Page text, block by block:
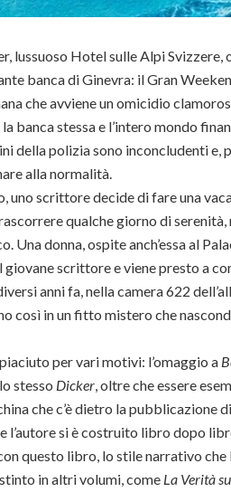
lussuoso Hotel sulle Alpi Svizzere,
banca di Ginevra: il Gran
che avviene un omicidio
banca stessa e l’intero mondo
della polizia sono inconcludenti e,
alla normalità.
uno scrittore decide di fare una
qualche giorno di serenità,
Una donna, ospite anch’essa al
giovane scrittore e viene presto a
anni fa, nella camera 622
così in un fitto mistero che
per vari motivi: l’omaggio a
stesso Dicker , oltre che essere
che c’è dietro la pubblicazione di
l’autore si è costruito libro dopo
questo libro, lo stile narrativo che
in altri volumi, come La Verità